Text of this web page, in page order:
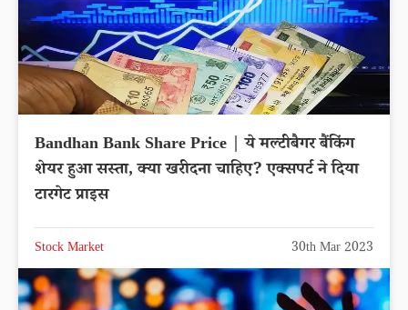
Bandhan Bank Share Price | ये मल्टीबैगर बैंकिंग
शेयर हुआ सस्ता, क्या खरीदना चाहिए? एक्सपर्ट ने दिया
टारगेट प्राइस
Stock Market 30th Mar 2023